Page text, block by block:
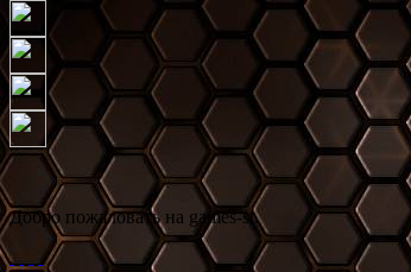
Добро пожаловать на games-st.